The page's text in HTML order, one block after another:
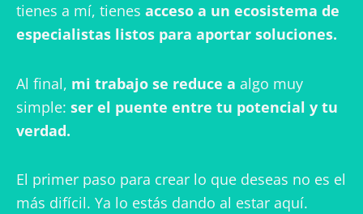
tienes a mí, tienes acceso a un ecosistema de
especialistas listos para aportar soluciones.
Al final, mi trabajo se reduce a algo muy
simple: ser el puente entre tu potencial y tu
verdad.
El primer paso para crear lo que deseas no es el
más difícil. Ya lo estás dando al estar aquí.